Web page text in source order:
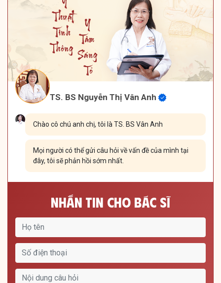
TS. BS Nguyễn Thị Vân Anh
Chào cô chú anh chị, tôi là TS. BS Vân Anh
Mọi người có thể gửi câu hỏi về vấn đề của mình tại
đây, tôi sẽ phản hồi sớm nhất.
Nhắn Tin Cho Bác Sĩ